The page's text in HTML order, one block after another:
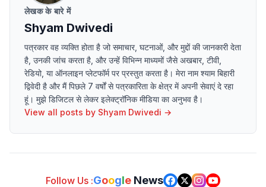
लेखक के बारे में
Shyam Dwivedi
पत्रकार वह व्यक्ति होता है जो समाचार, घटनाओं, और मुद्दों की जानकारी देता
है, उनकी जांच करता है, और उन्हें विभिन्न माध्यमों जैसे अखबार, टीवी,
रेडियो, या ऑनलाइन प्लेटफॉर्म पर प्रस्तुत करता है। मेरा नाम श्याम बिहारी
द्विवेदी है और मैं पिछले 7 वर्षों से पत्रकारिता के क्षेत्र में अपनी सेवाएं दे रहा
हूं। मुझे डिजिटल से लेकर इलेक्ट्रॉनिक मीडिया का अनुभव है।
View all posts by Shyam Dwivedi →
Follow Us :Google News